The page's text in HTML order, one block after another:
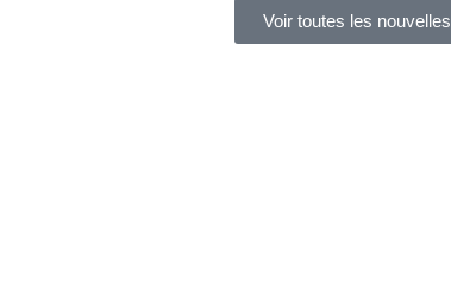
Voir toutes les nouvelles